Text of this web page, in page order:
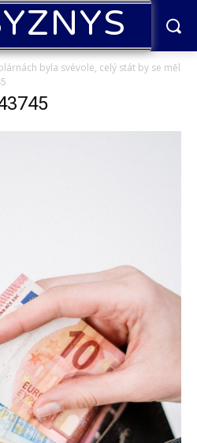
byla svévole, celý stát by se měl